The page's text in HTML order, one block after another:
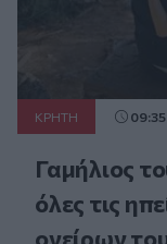
ΚΡΗΤΗ 09:35
Γαμήλιος
όλες τις